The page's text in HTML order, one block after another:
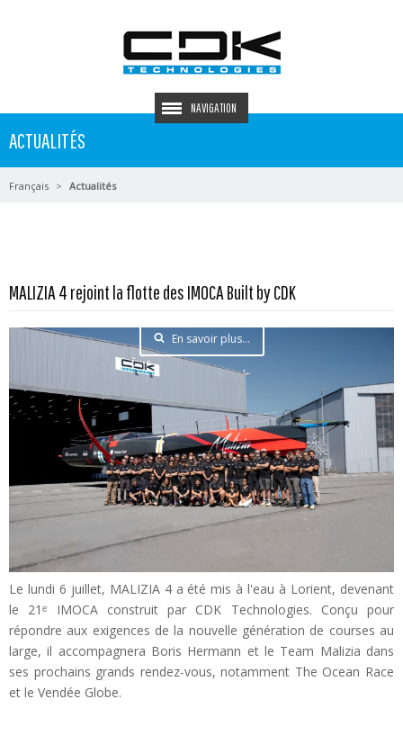
NAVIGATION
ACTUALITÉS
Français Actualités
MALIZIA 4 rejoint la flotte des IMOCA Built by CDK
En savoir plus...
Le lundi 6 juillet, MALIZIA 4 a été mis à l'eau à Lorient, devenant
le 21ᵉ IMOCA construit par CDK Technologies. Conçu pour
répondre aux exigences de la nouvelle génération de courses au
large, il accompagnera Boris Hermann et le Team Malizia dans
ses prochains grands rendez-vous, notamment The Ocean Race
et le Vendée Globe.